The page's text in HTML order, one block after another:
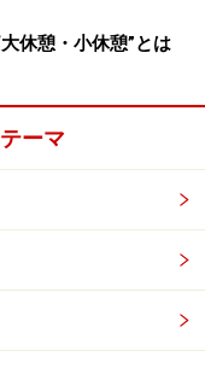
休憩・小休憩”とは
ーマ